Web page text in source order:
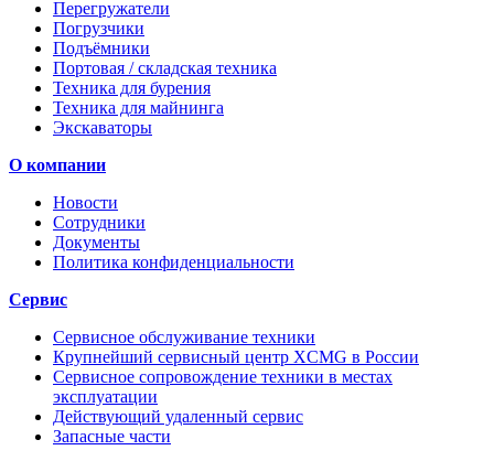
Перегружатели
Погрузчики
Подъёмники
Портовая / складская техника
Техника для бурения
Техника для майнинга
Экскаваторы
О компании
Новости
Сотрудники
Документы
Политика конфиденциальности
Сервис
Сервисное обслуживание техники
Крупнейший сервисный центр XCMG в России
Сервисное сопровождение техники в местах
эксплуатации
Действующий удаленный сервис
Запасные части